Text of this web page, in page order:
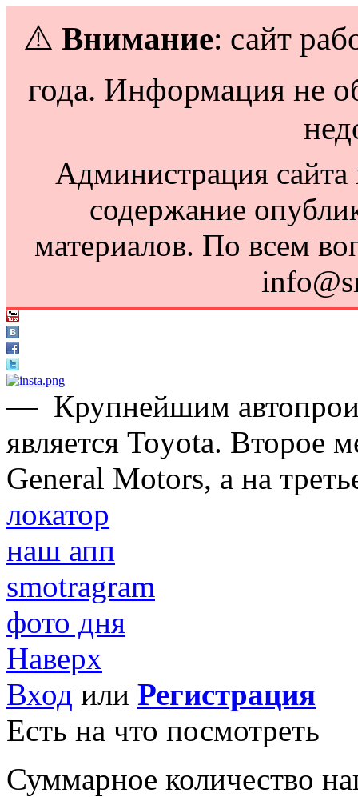
⚠️Внимание: сайт
года. Информация не
Администрация сайта
содержание
материалов. По всем
— Крупнейшим
является Toyota. Второе
General Motors, а на
локатор
наш апп
smotragram
фото дня
Наверх
Вход или Регистрация
Есть на что посмотреть
Суммарное количество